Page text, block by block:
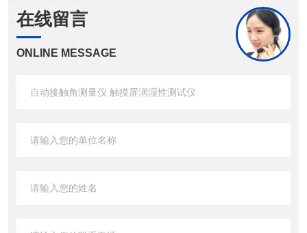
在线留言
ONLINE MESSAGE